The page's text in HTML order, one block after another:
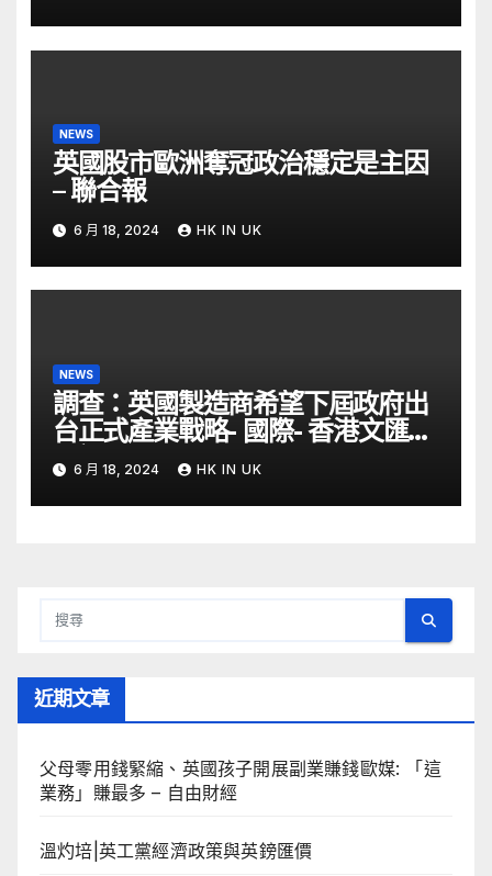
NEWS
英國股市歐洲奪冠政治穩定是主因
– 聯合報
6 月 18, 2024 HK IN UK
NEWS
調查：英國製造商希望下屆政府出
台正式產業戰略- 國際- 香港文匯網
– 文匯報
6 月 18, 2024 HK IN UK
近期文章
父母零用錢緊縮、英國孩子開展副業賺錢歐媒: 「這
業務」賺最多 – 自由財經
溫灼培|英工黨經濟政策與英鎊匯價